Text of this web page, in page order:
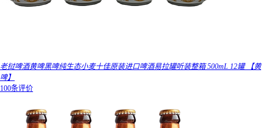
老挝啤酒黄啤黑啤纯生态小麦十佳原装进口啤酒易拉罐听装整箱 500mL 12罐 【黄
啤】
100条评价